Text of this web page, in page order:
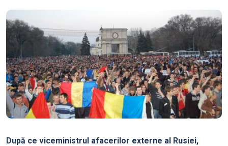
După ce viceministrul afacerilor externe al Rusiei,